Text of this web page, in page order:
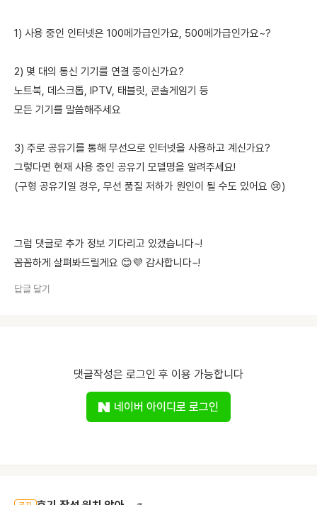
1) 사용 중인 인터넷은 100메가급인가요, 500메가급인가요~?
2) 몇 대의 통신 기기를 연결 중이신가요?
노트북, 데스크톱, IPTV, 태블릿, 콘솔게임기 등
모든 기기를 말씀해주세요
3) 주로 공유기를 통해 무선으로 인터넷을 사용하고 계신가요?
그렇다면 현재 사용 중인 공유기 모델명을 알려주세요!
(구형 공유기일 경우, 무선 품질 저하가 원인이 될 수도 있어요 😢)
그럼 댓글로 추가 정보 기다리고 있겠습니다~!
꼼꼼하게 살펴봐드릴게요 😊💜 감사합니다~!
답글 달기
댓글작성은 로그인 후 이용 가능합니다
네이버 아이디로 로그인